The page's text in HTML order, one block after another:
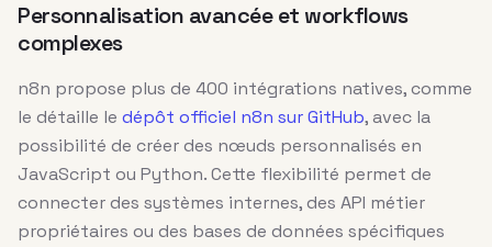
Personnalisation avancée et workflows
complexes
n8n propose plus de 400 intégrations natives, comme
le détaille le dépôt officiel n8n sur GitHub, avec la
possibilité de créer des nœuds personnalisés en
JavaScript ou Python. Cette flexibilité permet de
connecter des systèmes internes, des API métier
propriétaires ou des bases de données spécifiques